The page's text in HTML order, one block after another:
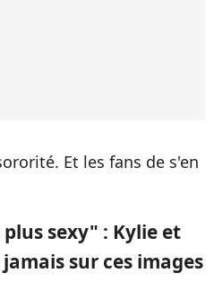
Et les fans de s'en
sexy" : Kylie et
sur ces images